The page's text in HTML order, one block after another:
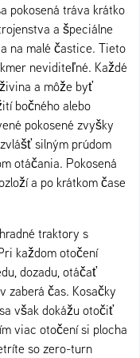
pokosená tráva krátko
a špeciálne
na malé častice. Tieto
neviditeľné. Každé
a môže byť
bočného alebo
pokosené zvyšky
silným prúdom
otáčania. Pokosená
a po krátkom čase
traktory s
každom otočení
dozadu, otáčať
zaberá čas. Kosačky
však dokážu otočiť
viac otočení si plocha
so zero-turn